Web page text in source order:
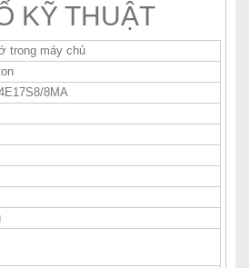
KỸ THUẬT
trong máy chủ
8MA